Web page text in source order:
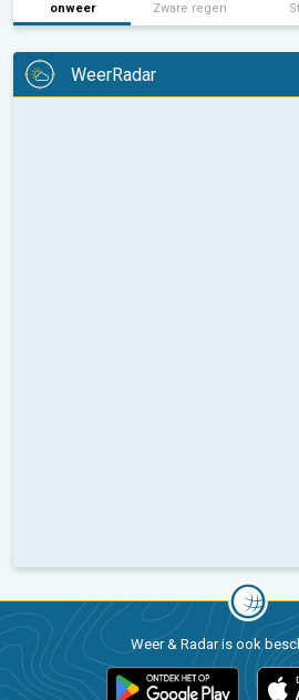
onweer Zware regen
WeerRadar
Weer & Radar is ook